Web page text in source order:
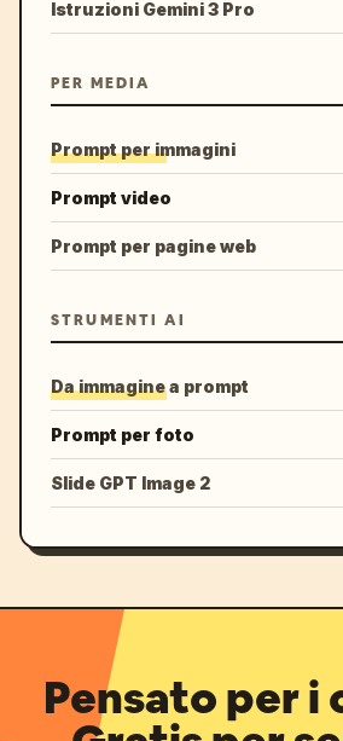
Istruzioni Gemini 3 Pro
PER MEDIA
Prompt per immagini
Prompt video
Prompt per pagine web
STRUMENTI AI
Da immagine a prompt
Prompt per foto
Slide GPT Image 2
Pensato per i